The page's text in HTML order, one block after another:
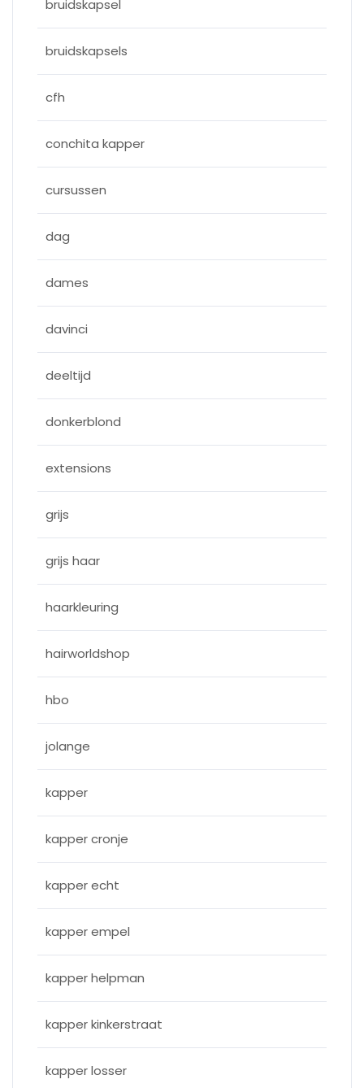
bruidskapsel
bruidskapsels
cfh
conchita kapper
cursussen
dag
dames
davinci
deeltijd
donkerblond
extensions
grijs
grijs haar
haarkleuring
hairworldshop
hbo
jolange
kapper
kapper cronje
kapper echt
kapper empel
kapper helpman
kapper kinkerstraat
kapper losser